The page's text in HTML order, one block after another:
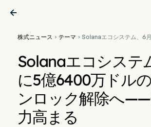

株式ニュース  テーマ  Solanaエコシステム、6
る
Solanaエコシステ
に5億6400万ドル
ンロック解除へ
力高まる